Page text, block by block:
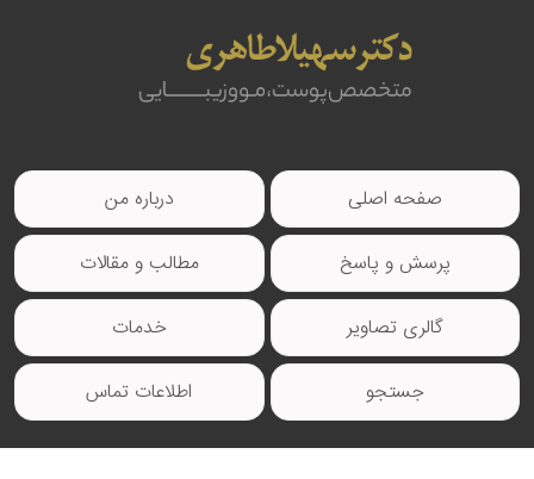
صفحه اصلی درباره من
پرسش و پاسخ مطالب و مقالات
گالری تصاویر خدمات
جستجو اطلاعات تماس